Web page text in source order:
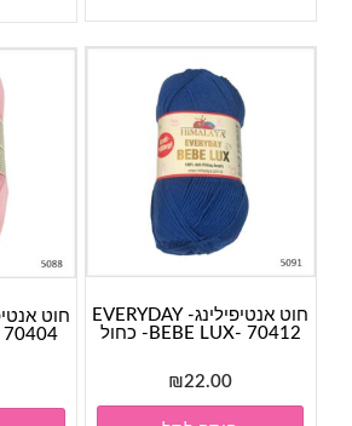
חוט אנטיפילינג- EVERYDAY
BEBE LUX- 70412- כחול
₪22.00